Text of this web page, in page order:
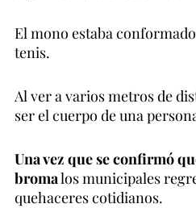
El mono estaba
tenis.
Al ver a varios metros de
ser el cuerpo de una
Una vez que se confirmó
bromalos municipales
quehaceres cotidianos.